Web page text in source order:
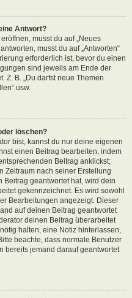
Antwort?
musst du auf „Neues
musst du auf „Antworten“
erforderlich ist, bevor du einen
sind jeweils am Ende der
Z. B. „Du darfst neue Themen
usw.
löschen?
bist, kannst du nur deine eigenen
einen Beitrag bearbeiten, indem
Beitrag anklickst;
Zeitraum nach seiner Erstellung
geantwortet hat, wird dein
gekennzeichnet. Es wird sowohl
Bearbeitungen angezeigt. Dieser
auf deinen Beitrag geantwortet
deinen Beitrag überarbeitet
halten, eine Notiz hinterlassen,
beachte, dass normale Benutzer
bereits jemand darauf geantwortet